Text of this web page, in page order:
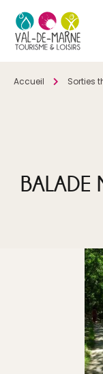
Accueil Sorties
BALADE